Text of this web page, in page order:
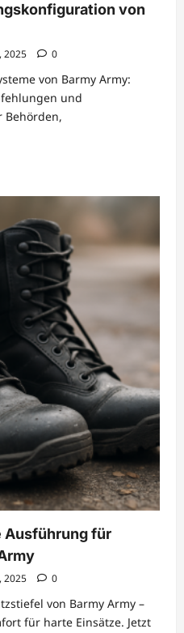
von
2025 0
von Barmy Army:
und
Behörden,
Ausführung für
2025 0
von Barmy Army –
für harte Einsätze. Jetzt